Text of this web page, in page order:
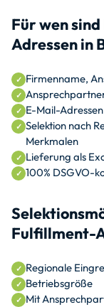
Für wen
Adressen in
Firmenname,
E-Mail-
Selektion nach
Merkmalen
Lieferung als
100% DSGVO-
Fulfillment-
Regionale
Betriebsgröße
Mit